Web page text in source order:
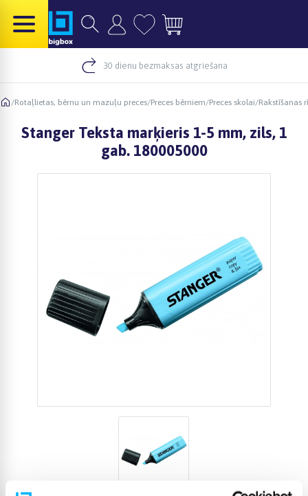
30 dienu bezmaksas atgriešana
/Rotaļlietas, bērnu un mazuļu preces/Preces bērniem/Preces skolai/Rakstīšanas
Stanger Teksta marķieris 1-5 mm, zils, 1
gab. 180005000